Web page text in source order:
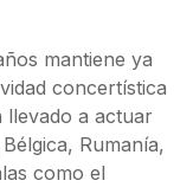
mantiene ya
concertística
llevado a actuar
Rumanía,
como el